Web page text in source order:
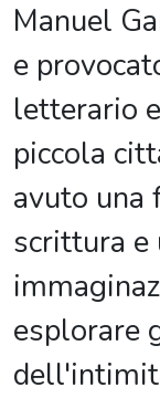
Manuel
e
letterario
piccola
avuto una
scrittura e
esplorare